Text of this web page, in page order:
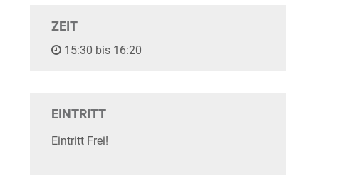
ZEIT
15:30 bis 16:20
EINTRITT
Eintritt Frei!